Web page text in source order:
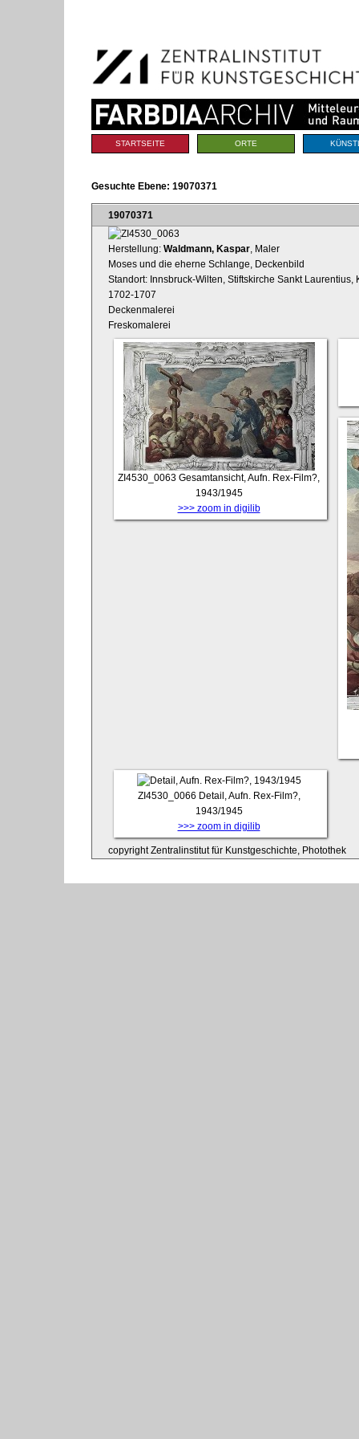
Navigation
Sektionen
STARTSEITE ORTE
Gesuchte Ebene: 19070371
19070371
Herstellung: Waldmann, Kaspar , Maler
Moses und die eherne Schlange, Deckenbild
Standort: Innsbruck-Wilten, Stiftskirche Sankt
1702-1707
Deckenmalerei
Freskomalerei
ZI4530_0063 Gesamtansicht, Aufn. Rex-Film?,
1943/1945
>>> zoom in digilib
ZI4530_0066 Detail, Aufn. Rex-Film?,
1943/1945
>>> zoom in digilib
copyright Zentralinstitut für Kunstgeschichte, Photothek